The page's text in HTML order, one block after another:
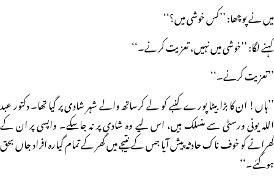
میں نے پوچھا: ’’کس خوشی میں؟‘‘
کہنے لگا: ’’خوشی میں نہیں، تعزیت کرنے۔‘‘
’’تعزیت کرنے۔‘‘
’’ہاں! ان کا بڑا بیٹا پورے کنبے کو لے کرساتھ والے شہر شادی پر گیا تھا۔ دکتور عبد
اللہ یونی ورسٹی سے منسلک ہیں، اس لیے وہ شادی پر نہ جاسکے۔ واپسی پر ان کے
گھرانے کو خوف ناک حادثہ پیش آیا جس کے نتیجے میں گھر کے تمام گیارہ افراد جاں بحق
ہوگئے۔‘‘